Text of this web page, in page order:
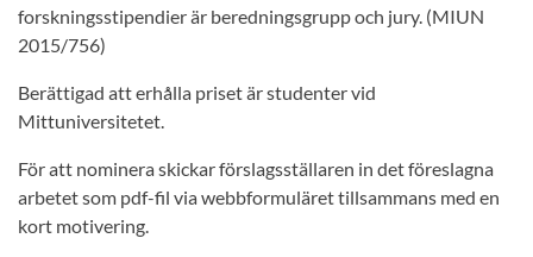
forskningsstipendier är beredningsgrupp och jury. (MIUN
2015/756)
Berättigad att erhålla priset är studenter vid
Mittuniversitetet.
För att nominera skickar förslagsställaren in det föreslagna
arbetet som pdf-fil via webbformuläret tillsammans med en
kort motivering.